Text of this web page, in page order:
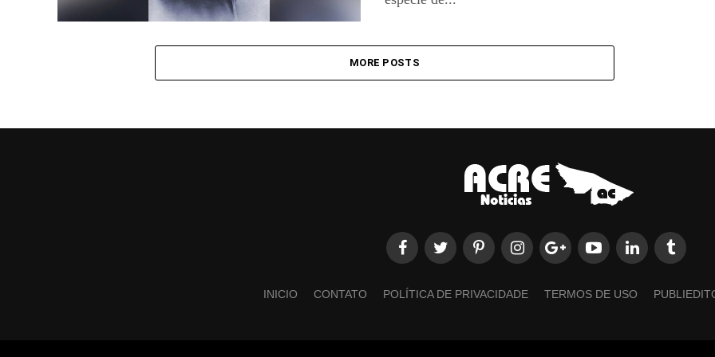
MORE POSTS
INICIO CONTATO POLÍTICA DE PRIVACIDADE TERMOS DE USO